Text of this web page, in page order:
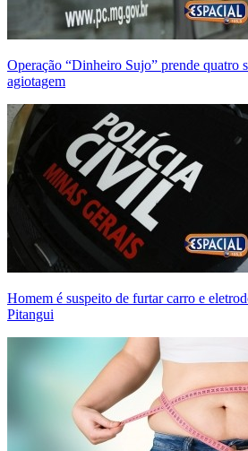
Operação “Dinheiro Sujo” prende quatro
agiotagem
Homem é suspeito de furtar carro e
Pitangui